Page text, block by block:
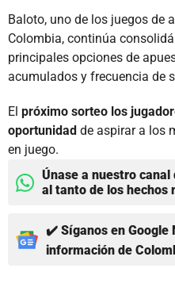
Baloto, uno de los juegos de
Colombia, continúa
principales opciones de
acumulados y frecuencia de
El próximo sorteo los
oportunidad de aspirar a los
en juego.
Únase a nuestro
al tanto de los hechos
✔️ Síganos en Google
información de